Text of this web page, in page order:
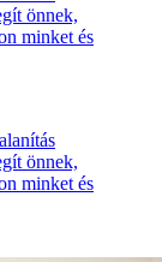
önnek,
minket és
önnek,
minket és